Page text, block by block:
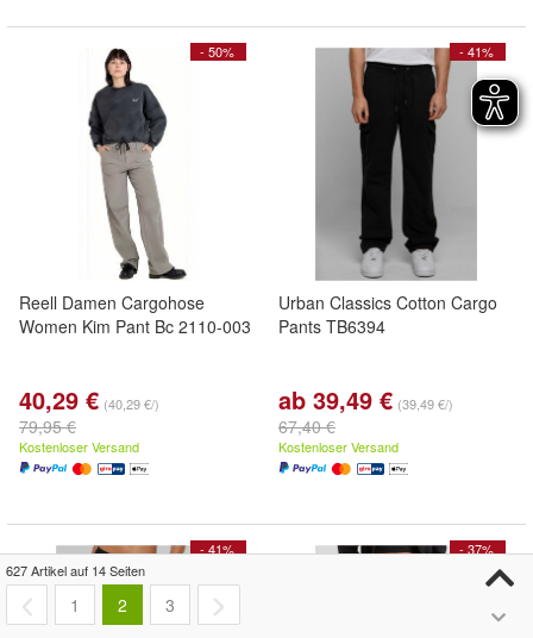
- 50%
Reell Damen Cargohose
Women Kim Pant Bc 2110-003
40,29 € (40,29 €/)
79,95 €
Kostenloser Versand
- 41%
Urban Classics Cotton Cargo
Pants TB6394
ab 39,49 € (39,49 €/)
67,40 €
Kostenloser Versand
- 41%
- 37%
627 Artikel auf 14 Seiten
1 2 3